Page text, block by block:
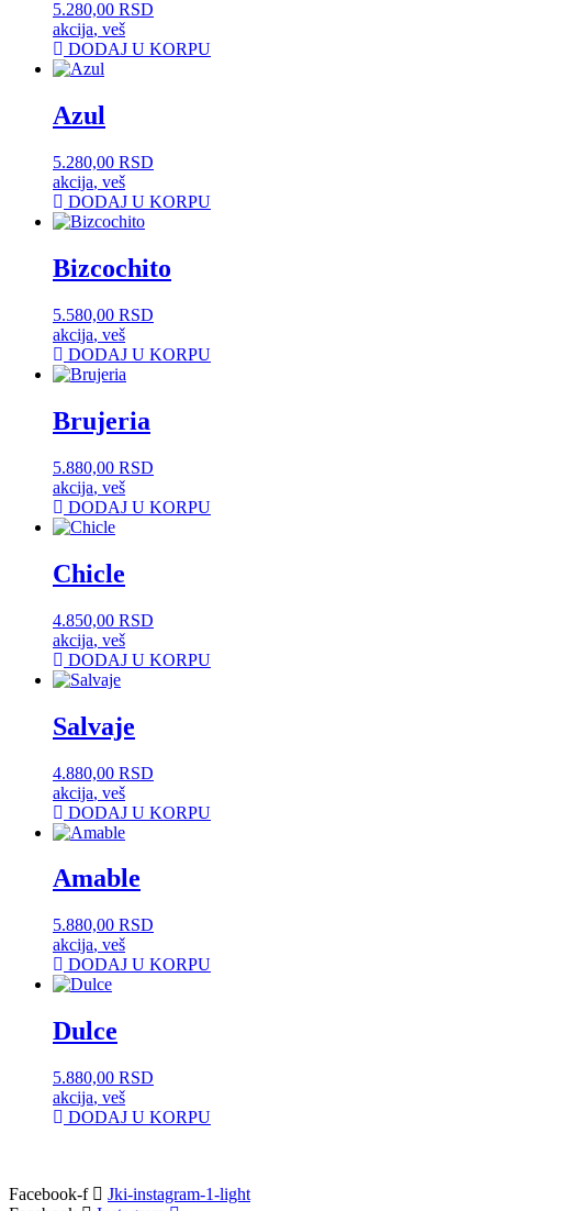
5.280,00 RSD
akcija, veš
DODAJ U KORPU
Azul
5.280,00 RSD
akcija, veš
DODAJ U KORPU
Bizcochito
5.580,00 RSD
akcija, veš
DODAJ U KORPU
Brujeria
5.880,00 RSD
akcija, veš
DODAJ U KORPU
Chicle
4.850,00 RSD
akcija, veš
DODAJ U KORPU
Salvaje
4.880,00 RSD
akcija, veš
DODAJ U KORPU
Amable
5.880,00 RSD
akcija, veš
DODAJ U KORPU
Dulce
5.880,00 RSD
akcija, veš
DODAJ U KORPU
Facebook-f
Jki-instagram-1-light